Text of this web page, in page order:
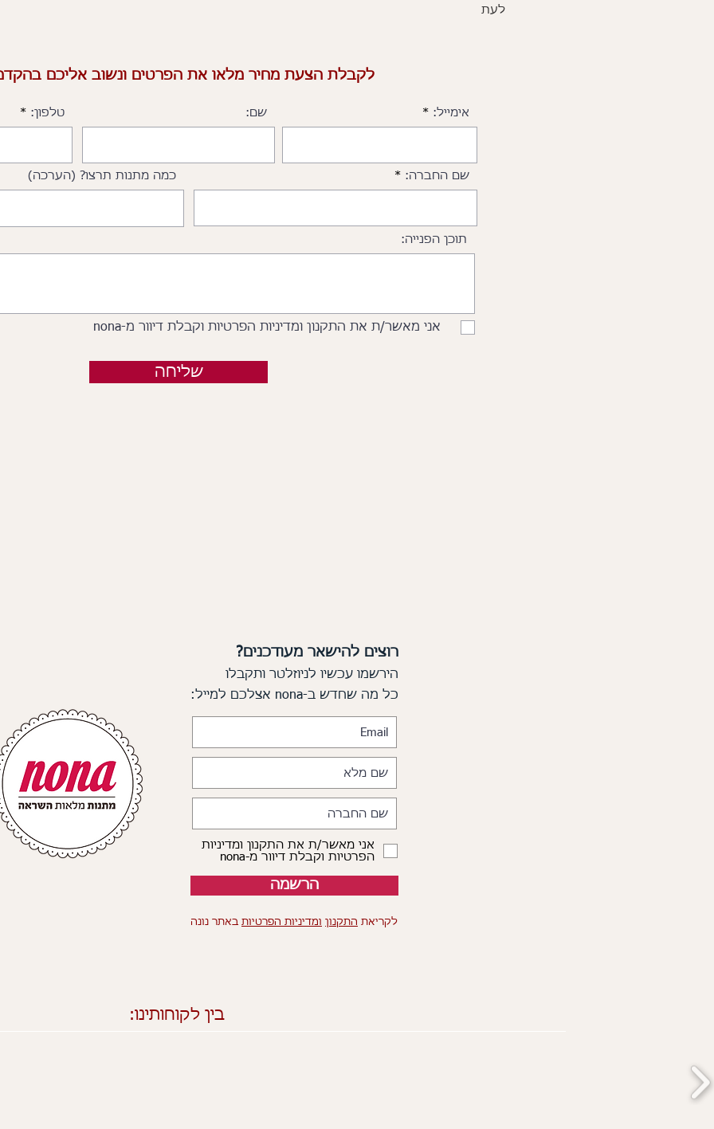
לעת
לקבלת הצעת מחיר מלאו את הפרטים ונשוב אליכם
טלפון: שם: אימייל:
כמה מתנות תרצו? (הערכה) שם החברה:
תוכן הפנייה:
אני מאשר/ת את התקנון ומדיניות הפרטיות וקבלת דיוור מ-nona
שליחה
רוצים להישאר מעודכנים?
הירשמו עכשיו לניוזלטר ותקבלו
כל מה שחדש ב-nona אצלכם למייל:
אני מאשר/ת את התקנון ומדיניות
הפרטיות וקבלת דיוור מ-nona
הרשמה
לקריאת התקנון ומדיניות הפרטיות באתר נונה
בין לקוחותינו: